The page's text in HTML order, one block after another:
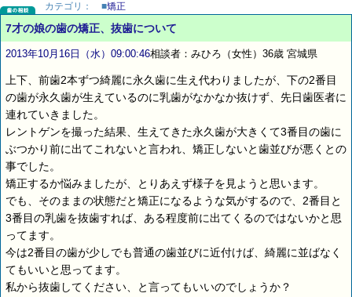
カテゴリ： ■矯正
7才の娘の歯の矯正、抜歯について
2013年10月16日（水）09:00:46相談者：みひろ（女性）36歳 宮城県
上下、前歯2本ずつ綺麗に永久歯に生え代わりましたが、下の2番目
の歯が永久歯が生えているのに乳歯がなかなか抜けず、先日歯医者に
連れていきました。
レントゲンを撮った結果、生えてきた永久歯が大きくて3番目の歯に
ぶつかり前に出てこれないと言われ、矯正しないと歯並びが悪くとの
事でした。
矯正するか悩みましたが、とりあえず様子を見ようと思います。
でも、そのままの状態だと矯正になるような気がするので、2番目と
3番目の乳歯を抜歯すれば、ある程度前に出てくるのではないかと思
ってます。
今は2番目の歯が少しでも普通の歯並びに近付けば、綺麗に並ばなく
てもいいと思ってます。
私から抜歯してください、と言ってもいいのでしょうか？